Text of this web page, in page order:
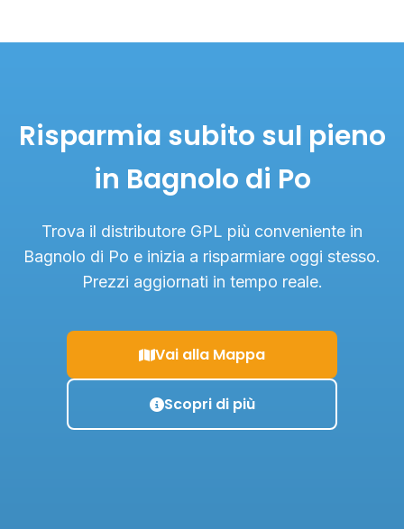
Risparmia subito sul pieno
in Bagnolo di Po
Trova il distributore GPL più conveniente in
Bagnolo di Po e inizia a risparmiare oggi stesso.
Prezzi aggiornati in tempo reale.
Vai alla Mappa
Scopri di più